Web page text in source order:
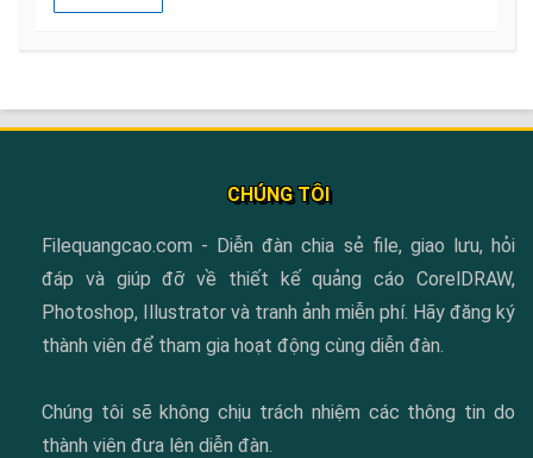
CHÚNG TÔI
Filequangcao.com - Diễn đàn chia sẻ file, giao lưu, hỏi
đáp và giúp đỡ về thiết kế quảng cáo CorelDRAW,
Photoshop, Illustrator và tranh ảnh miễn phí. Hãy đăng ký
thành viên để tham gia hoạt động cùng diễn đàn.
Chúng tôi sẽ không chịu trách nhiệm các thông tin do
thành viên đưa lên diễn đàn.